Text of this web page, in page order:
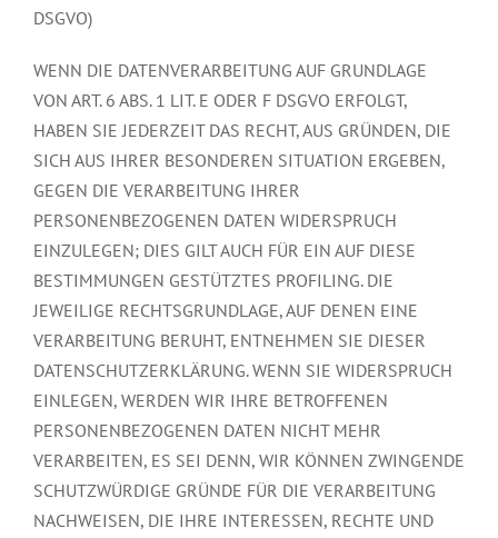
DSGVO)
WENN DIE DATENVERARBEITUNG AUF GRUNDLAGE
VON ART. 6 ABS. 1 LIT. E ODER F DSGVO ERFOLGT,
HABEN SIE JEDERZEIT DAS RECHT, AUS GRÜNDEN, DIE
SICH AUS IHRER BESONDEREN SITUATION ERGEBEN,
GEGEN DIE VERARBEITUNG IHRER
PERSONENBEZOGENEN DATEN WIDERSPRUCH
EINZULEGEN; DIES GILT AUCH FÜR EIN AUF DIESE
BESTIMMUNGEN GESTÜTZTES PROFILING. DIE
JEWEILIGE RECHTSGRUNDLAGE, AUF DENEN EINE
VERARBEITUNG BERUHT, ENTNEHMEN SIE DIESER
DATENSCHUTZERKLÄRUNG. WENN SIE WIDERSPRUCH
EINLEGEN, WERDEN WIR IHRE BETROFFENEN
PERSONENBEZOGENEN DATEN NICHT MEHR
VERARBEITEN, ES SEI DENN, WIR KÖNNEN ZWINGENDE
SCHUTZWÜRDIGE GRÜNDE FÜR DIE VERARBEITUNG
NACHWEISEN, DIE IHRE INTERESSEN, RECHTE UND